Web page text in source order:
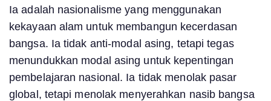
Ia adalah nasionalisme yang menggunakan
kekayaan alam untuk membangun kecerdasan
bangsa. Ia tidak anti-modal asing, tetapi tegas
menundukkan modal asing untuk kepentingan
pembelajaran nasional. Ia tidak menolak pasar
global, tetapi menolak menyerahkan nasib bangsa